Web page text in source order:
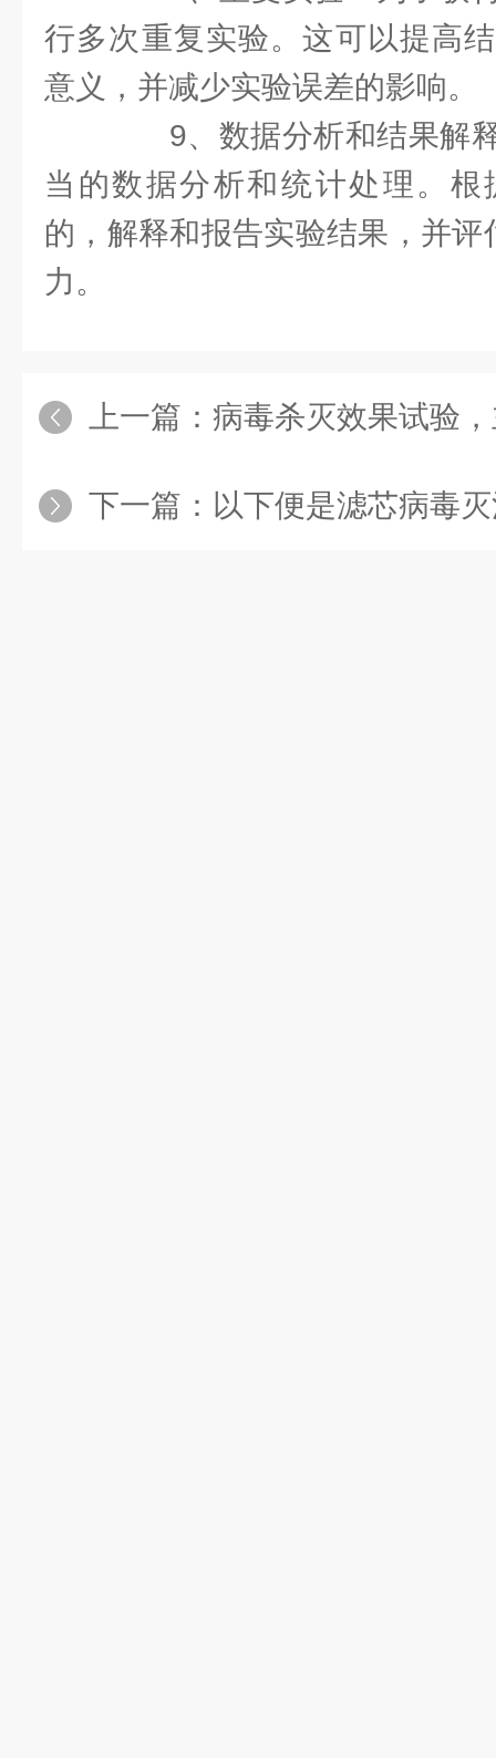
行多次重复实验。这可以提高
意义，并减少实验误差的影响。
9、数据分析和结果解释
当的数据分析和统计处理。
的，解释和报告实验结果，并
力。
上一篇： 病毒杀灭效果试验，主要适用
下一篇： 以下便是滤芯病毒灭